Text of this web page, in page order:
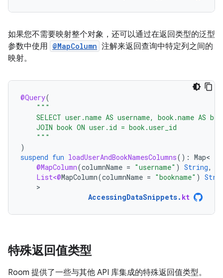
如果您不需要映射整个对象，还可以通过在返回类型的泛型
参数中使用 @MapColumn 注解来返回查询中特定列之间的
映射。
@Query(
"""
SELECT user.name AS username, book.name AS
    JOIN book ON user.id = book.user_id
    """
)
suspend fun loadUserAndBookNamesColumns(): Map
@MapColumn(columnName = "username" ) String,
List<@MapColumn(columnName = "bookname" )
>
AccessingDataSnippets. kt
特殊返回值类型
Room 提供了一些与其他 API 库集成的特殊返回值类型。